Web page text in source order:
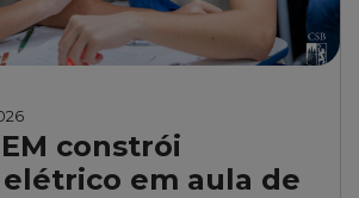
constrói
em aula de